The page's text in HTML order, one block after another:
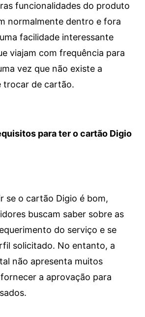
funcionalidades do produto
normalmente dentro e fora
facilidade interessante
viajam com frequência para
vez que não existe a
trocar de cartão.
para ter o cartão Digio
se o cartão Digio é bom,
buscam saber sobre as
do serviço e se
solicitado. No entanto, a
não apresenta muitos
a aprovação para